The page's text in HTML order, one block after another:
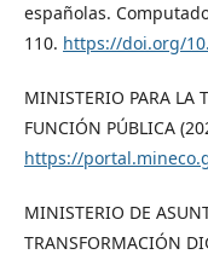
españolas.
110. https://doi.org/
MINISTERIO PARA LA
FUNCIÓN PÚBLICA
https://
MINISTERIO DE
TRANSFORMACIÓN